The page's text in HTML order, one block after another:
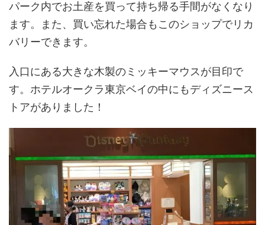
パーク内でお土産を買って持ち帰る手間がなくなり
ます。また、買い忘れた場合もこのショップでリカ
バリーできます。
入口にある大きな木製のミッキーマウスが目印で
す。ホテルオークラ東京ベイの中にもディズニース
トアがありました！